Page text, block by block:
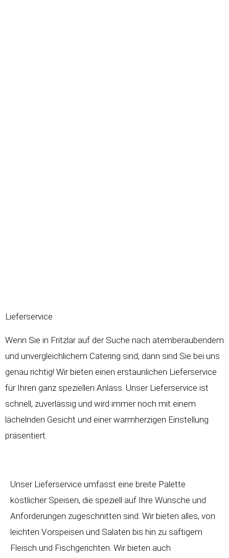
Lieferservice
Wenn Sie in Fritzlar auf der Suche nach atemberaubendem
und unvergleichlichem Catering sind, dann sind Sie bei uns
genau richtig! Wir bieten einen erstaunlichen Lieferservice
für Ihren ganz speziellen Anlass. Unser Lieferservice ist
schnell, zuverlässig und wird immer noch mit einem
lächelnden Gesicht und einer warmherzigen Einstellung
präsentiert.
Unser Lieferservice umfasst eine breite Palette
köstlicher Speisen, die speziell auf Ihre Wünsche und
Anforderungen zugeschnitten sind. Wir bieten alles, von
leichten Vorspeisen und Salaten bis hin zu saftigem
Fleisch und Fischgerichten. Wir bieten auch